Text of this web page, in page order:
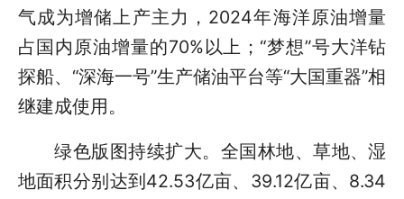
气成为增储上产主力，2024年海洋原油增量
占国内原油增量的70%以上；“梦想”号大洋钻
探船、“深海一号”生产储油平台等“大国重器”相
继建成使用。
绿色版图持续扩大。全国林地、草地、湿
地面积分别达到42.53亿亩、39.12亿亩、8.34